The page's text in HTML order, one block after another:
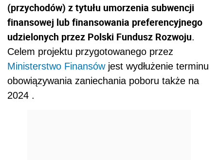
(przychodów) z tytułu umorzenia subwencji
finansowej lub finansowania preferencyjnego
udzielonych przez Polski Fundusz Rozwoju.
Celem projektu przygotowanego przez
Ministerstwo Finansówjest wydłużenie terminu
obowiązywania zaniechania poboru także na
2024 .